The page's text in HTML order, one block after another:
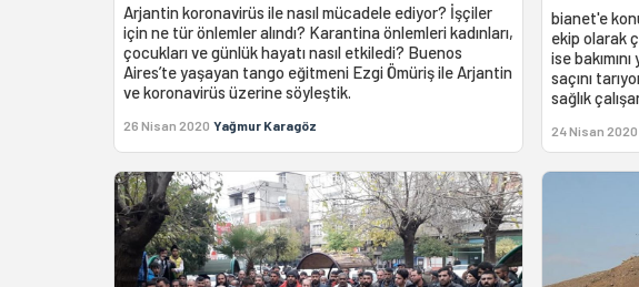
Arjantin koronavirüs ile nasıl mücadele ediyor? İşçiler
için ne tür önlemler alındı? Karantina önlemleri kadınları,
çocukları ve günlük hayatı nasıl etkiledi? Buenos
Aires’te yaşayan tango eğitmeni Ezgi Ömüriş ile Arjantin
ve koronavirüs üzerine söyleştik.
26 Nisan 2020 Yağmur Karagöz
bianet'e
ekip olarak
ise
saçını
sağlık
24 Nisan 2020